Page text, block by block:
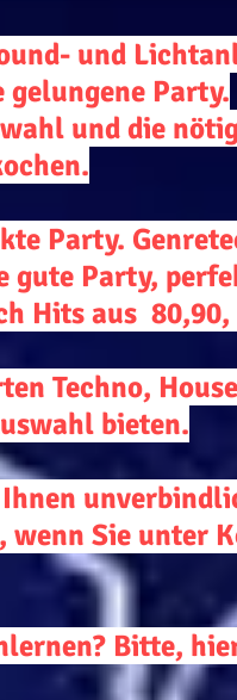
und
Party.
und die
Party.
gute Party,
Hits aus
Techno,
bieten.
Sie unter
Bitte,